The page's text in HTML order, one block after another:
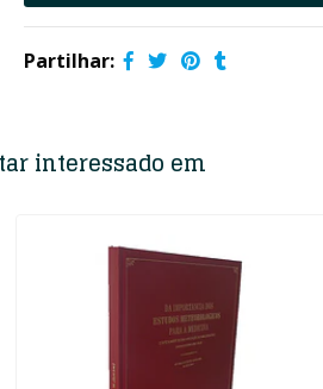
Partilhar:
interessado em